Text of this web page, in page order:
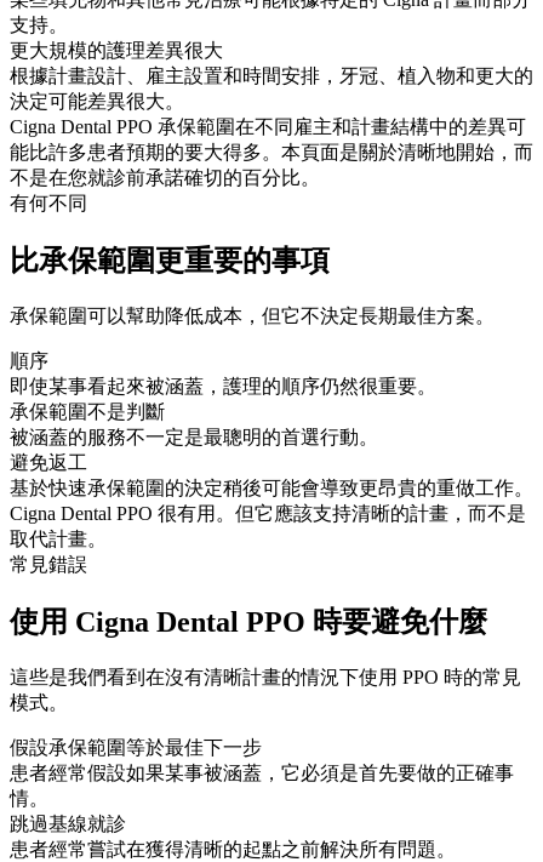
支持。
更大規模的護理差異很大
根據計畫設計、雇主設置和時間安排，牙冠、植入物和更大的
決定可能差異很大。
Cigna Dental PPO 承保範圍在不同雇主和計畫結構中的差異可
能比許多患者預期的要大得多。本頁面是關於清晰地開始，而
不是在您就診前承諾確切的百分比。
有何不同
比承保範圍更重要的事項
承保範圍可以幫助降低成本，但它不決定長期最佳方案。
順序
即使某事看起來被涵蓋，護理的順序仍然很重要。
承保範圍不是判斷
被涵蓋的服務不一定是最聰明的首選行動。
避免返工
基於快速承保範圍的決定稍後可能會導致更昂貴的重做工作。
Cigna Dental PPO 很有用。但它應該支持清晰的計畫，而不是
取代計畫。
常見錯誤
使用 Cigna Dental PPO 時要避免什麼
這些是我們看到在沒有清晰計畫的情況下使用 PPO 時的常見
模式。
假設承保範圍等於最佳下一步
患者經常假設如果某事被涵蓋，它必須是首先要做的正確事
情。
跳過基線就診
患者經常嘗試在獲得清晰的起點之前解決所有問題。